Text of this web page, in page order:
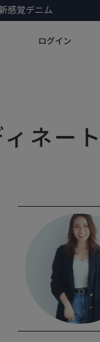
感覚デニム
ログイン
ネート